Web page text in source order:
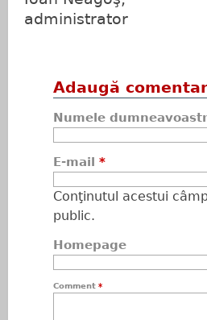
administrator
Adaugă
Numele
E-mail *
Conţinutul acestui
public.
Homepage
Comment *